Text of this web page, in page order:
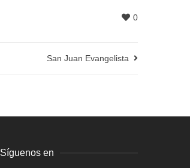
0
San Juan Evangelista
Síguenos en